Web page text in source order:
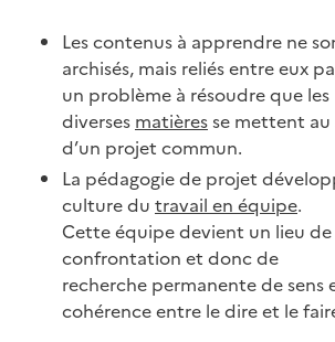
Les contenus à apprendre ne
archisés, mais reliés entre eux
un problème à résoudre que les
diverses matièresse mettent au
d’un projet commun.
La pédagogie de projet
culture du travail en équipe.
Cette équipe devient un lieu de
confrontation et donc de
recherche permanente de sens
cohérence entre le dire et le